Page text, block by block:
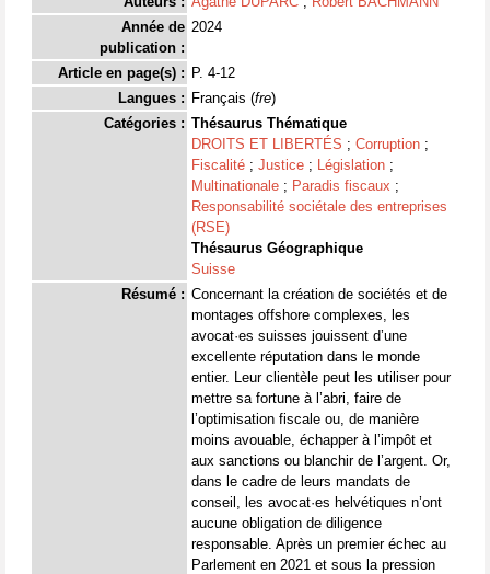
Année de
publication :
2024
Article en page(s) : P. 4-12
Langues : Français (fre)
Catégories : Thésaurus Thématique
DROITS ET LIBERTÉS ; Corruption ;
Fiscalité ; Justice ; Législation ;
Multinationale ; Paradis fiscaux ;
Responsabilité sociétale des entreprises
(RSE)
Thésaurus Géographique
Suisse
Résumé : Concernant la création de sociétés et de
montages offshore complexes, les
avocat·es suisses jouissent d’une
excellente réputation dans le monde
entier. Leur clientèle peut les utiliser pour
mettre sa fortune à l’abri, faire de
l’optimisation fiscale ou, de manière
moins avouable, échapper à l’impôt et
aux sanctions ou blanchir de l’argent. Or,
dans le cadre de leurs mandats de
conseil, les avocat·es helvétiques n’ont
aucune obligation de diligence
responsable. Après un premier échec au
Parlement en 2021 et sous la pression